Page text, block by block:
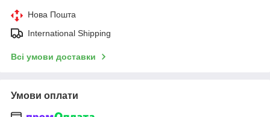
Нова Пошта
International Shipping
Всі умови доставки
Умови оплати